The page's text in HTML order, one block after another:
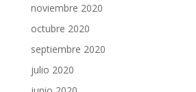
noviembre 2020
octubre 2020
septiembre 2020
julio 2020